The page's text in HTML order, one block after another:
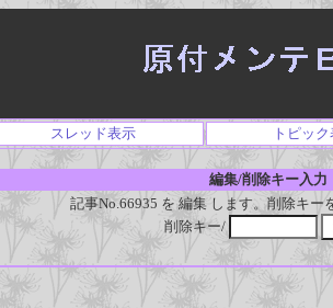
スレッド表示 トピッ
編集/削除キー入力
記事No.66935 を 編集 します。削除キー
削除キー/